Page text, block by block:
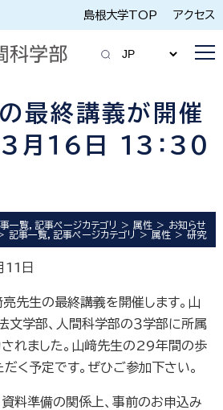
島根大学TOP アクセス
最終講義が開催
月１６日 1３：３0
一覧，記事ページカテゴリ 属性
お知らせ
記事一覧，記事ページカテゴリ 属性 研究
日
先生の最終講義を開催します。山
文学部、人間科学部の３学部に所属
れました。山﨑先生の29年間の歩
く予定です。ぜひご参加下さい。
料準備の関係上、事前のお申込み